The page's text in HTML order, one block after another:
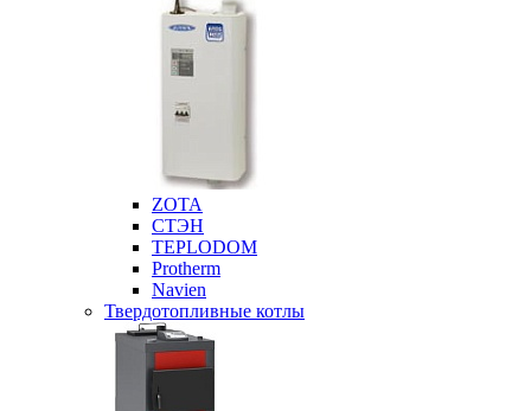
ZOTA
СТЭН
TEPLODOM
Protherm
Navien
Твердотопливные котлы